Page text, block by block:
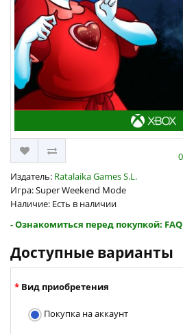
Издатель: Ratalaika Games S.L.
Игра: Super Weekend Mode
Наличие: Есть в наличии
- Ознакомиться перед покупкой:
Доступные варианты
Вид приобретения
Покупка на аккаунт